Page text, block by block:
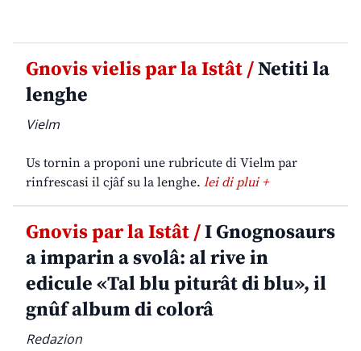
Gnovis vielis par la Istât /Netiti la
lenghe
Vielm
Us tornin a proponi une rubricute di Vielm par
rinfrescasi il cjâf su la lenghe. lei di plui +
Gnovis par la Istât /I Gnognosaurs
a imparin a svolâ: al rive in
edicule «Tal blu piturât di blu», il
gnûf album di colorâ
Redazion